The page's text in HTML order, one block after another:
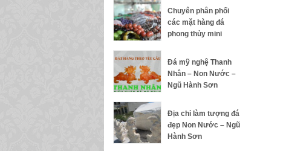
Chuyên phân phối
các mặt hàng đá
phong thủy mini
Đá mỹ nghệ Thanh
Nhân – Non Nước –
Ngũ Hành Sơn
Địa chỉ làm tượng đá
đẹp Non Nước – Ngũ
Hành Sơn